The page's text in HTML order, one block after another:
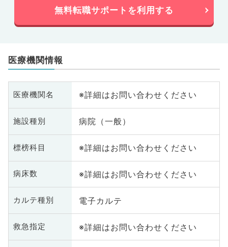
無料転職サポートを利用する
医療機関情報
医療機関名 ※詳細はお問い合わせください
施設種別 病院（一般）
標榜科目 ※詳細はお問い合わせください
病床数 ※詳細はお問い合わせください
カルテ種別 電子カルテ
救急指定 ※詳細はお問い合わせください